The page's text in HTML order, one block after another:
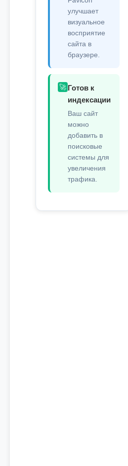
улучшает
визуальное
восприятие
сайта в
браузере.
🚀 Готов к
индексации
Ваш сайт
можно
добавить в
поисковые
системы для
увеличения
трафика.